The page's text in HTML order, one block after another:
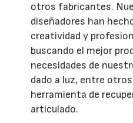
otros fabricantes.
diseñadores han
creatividad y
buscando el mejor
necesidades de
dado a luz, entre
herramienta de
articulado.